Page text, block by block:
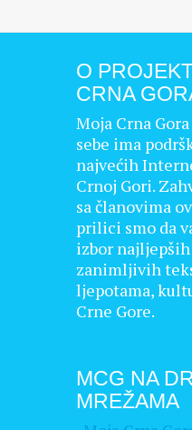
O
CRNA
Moja Crna
sebe ima
najvećih
Crnoj Gori.
sa članovima
prilici smo da
izbor
zanimljivih
ljepotama,
Crne Gore.
MCG NA
MREŽAMA